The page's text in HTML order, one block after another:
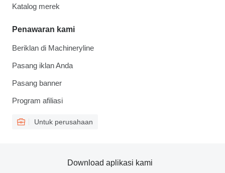
Katalog merek
Penawaran kami
Beriklan di Machineryline
Pasang iklan Anda
Pasang banner
Program afiliasi
Untuk perusahaan
Download aplikasi kami